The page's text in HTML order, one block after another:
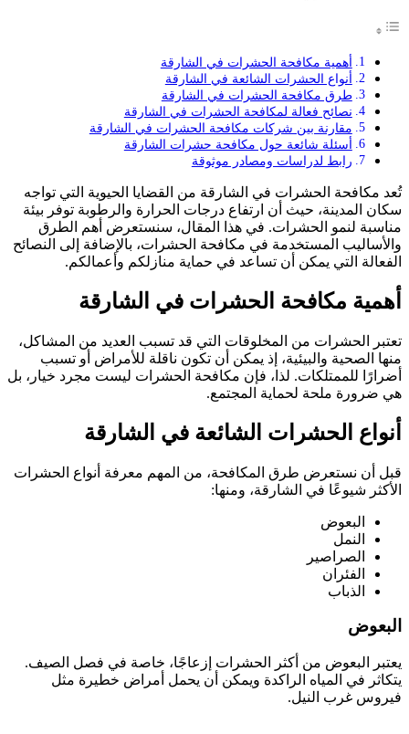
أهمية مكافحة الحشرات في الشارقة
أنواع الحشرات الشائعة في الشارقة
طرق مكافحة الحشرات في الشارقة
نصائح فعالة لمكافحة الحشرات في الشارقة
مقارنة بين شركات مكافحة الحشرات في الشارقة
أسئلة شائعة حول مكافحة حشرات الشارقة
رابط لدراسات ومصادر موثوقة
تُعد مكافحة الحشرات في الشارقة من القضايا الحيوية التي تواجه
سكان المدينة، حيث أن ارتفاع درجات الحرارة والرطوبة توفر بيئة
مناسبة لنمو الحشرات. في هذا المقال، سنستعرض أهم الطرق
والأساليب المستخدمة في مكافحة الحشرات، بالإضافة إلى النصائح
الفعالة التي يمكن أن تساعد في حماية منازلكم وأعمالكم.
أهمية مكافحة الحشرات في الشارقة
تعتبر الحشرات من المخلوقات التي قد تسبب العديد من المشاكل،
منها الصحية والبيئية، إذ يمكن أن تكون ناقلة للأمراض أو تسبب
أضرارًا للممتلكات. لذا، فإن مكافحة الحشرات ليست مجرد خيار، بل
هي ضرورة ملحة لحماية المجتمع.
أنواع الحشرات الشائعة في الشارقة
قبل أن نستعرض طرق المكافحة، من المهم معرفة أنواع الحشرات
الأكثر شيوعًا في الشارقة، ومنها:
البعوض
النمل
الصراصير
الفئران
الذباب
البعوض
يعتبر البعوض من أكثر الحشرات إزعاجًا، خاصة في فصل الصيف.
يتكاثر في المياه الراكدة ويمكن أن يحمل أمراض خطيرة مثل
فيروس غرب النيل.